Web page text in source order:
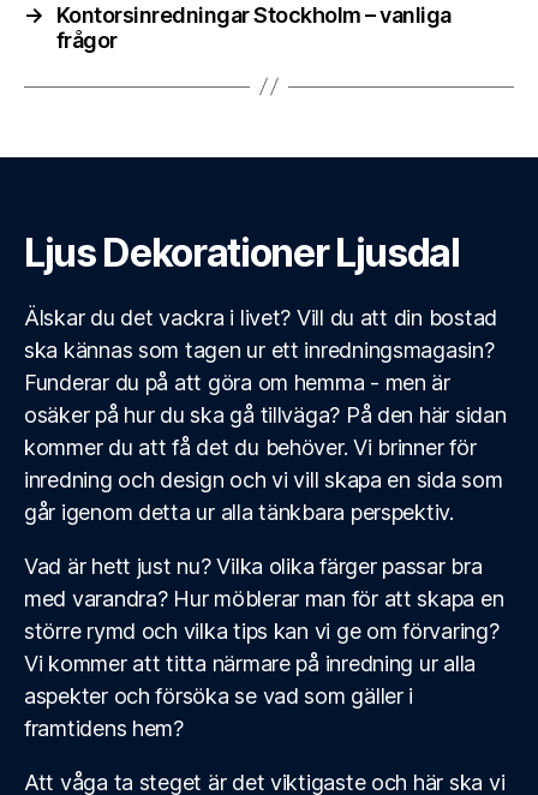
→
Kontorsinredningar Stockholm – vanliga
frågor
Ljus Dekorationer Ljusdal
Älskar du det vackra i livet? Vill du att din bostad
ska kännas som tagen ur ett inredningsmagasin?
Funderar du på att göra om hemma - men är
osäker på hur du ska gå tillväga? På den här sidan
kommer du att få det du behöver. Vi brinner för
inredning och design och vi vill skapa en sida som
går igenom detta ur alla tänkbara perspektiv.
Vad är hett just nu? Vilka olika färger passar bra
med varandra? Hur möblerar man för att skapa en
större rymd och vilka tips kan vi ge om förvaring?
Vi kommer att titta närmare på inredning ur alla
aspekter och försöka se vad som gäller i
framtidens hem?
Att våga ta steget är det viktigaste och här ska vi